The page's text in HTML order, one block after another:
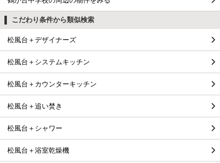
こだわり条件から類似検索
松風台＋デザイナーズ
松風台＋システムキッチン
松風台＋カウンターキッチン
松風台＋追い焚き
松風台＋シャワー
松風台＋浴室乾燥機